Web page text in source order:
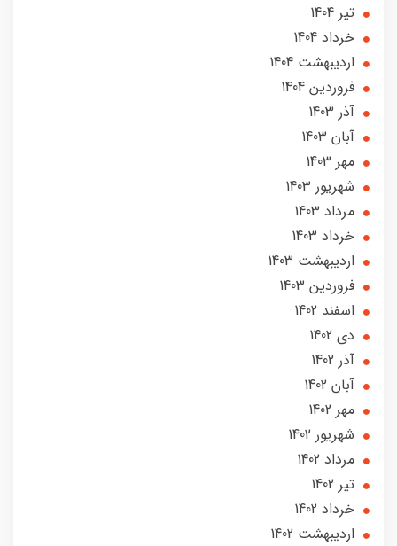
تير 1404
خرداد 1404
ارديبهشت 1404
فروردین 1404
آذر 1403
آبان 1403
مهر 1403
شهریور 1403
مرداد 1403
خرداد 1403
ارديبهشت 1403
فروردین 1403
اسفند 1402
دی 1402
آذر 1402
آبان 1402
مهر 1402
شهریور 1402
مرداد 1402
تير 1402
خرداد 1402
ارديبهشت 1402